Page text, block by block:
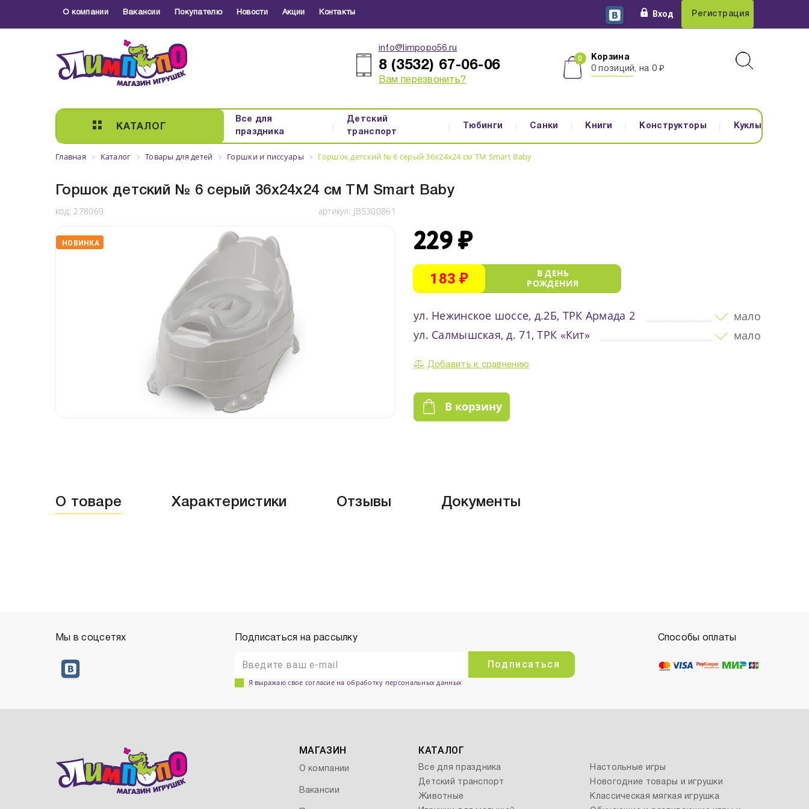
О компании Вакансии Покупателю Новости Акции Контакты Вход Регистрация
info@limpopo56.ru
8 (3532) 67-06-06
Вам перезвонить?
Корзина
0 позиций, на 0 ₽
КАТАЛОГ
Все для
праздника
Детский
транспорт
Тюбинги Санки Книги Конструкторы Куклы
Главная Каталог Товары для детей Горшки и писсуары Горшок детский № 6 серый 36х24х24 см ТМ Smart Ваby
Горшок детский № 6 серый 36х24х24 см ТМ Smart Ваby
код: 278069 артикул: JB5300861
НОВИНКА 229 ₽
183 ₽
В ДЕНЬ
РОЖДЕНИЯ
ул. Нежинское шоссе, д.2Б, ТРК Армада 2
мало
ул. Салмышская, д. 71, ТРК «Кит»
мало
Добавить к сравнению
В корзину
О товаре Характеристики Отзывы Документы
Мы в соцсетях Подписаться на рассылку
Подписаться
Я выражаю свое согласие на обработку персональных данных
Способы оплаты
МАГАЗИН
О компании
Вакансии
КАТАЛОГ
Все для праздника
Детский транспорт
Животные
Настольные игры
Новогодние товары и игрушки
Классическая мягкая игрушка